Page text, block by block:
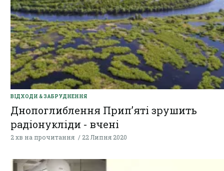
ВІДХОДИ & ЗАБРУДНЕННЯ
Днопоглиблення Прип’яті зрушить
радіонукліди - вчені
2 хв на прочитання 22 Липня 2020